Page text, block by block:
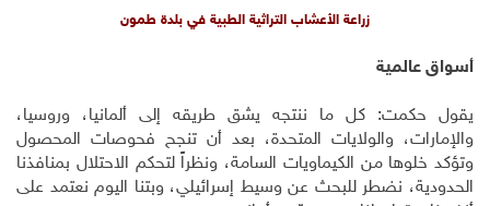
زراعة الأعشاب التراثية الطبية في بلدة طمون
أسواق عالمية
يقول حكمت: كل ما ننتجه يشق طريقه إلى ألمانيا، وروسيا،
والإمارات، والولايات المتحدة، بعد أن تنجح فحوصات المحصول
وتؤكد خلوها من الكيماويات السامة، ونظراً لتحكم الاحتلال بمنافذنا
الحدودية، نضطر للبحث عن وسيط إسرائيلي، وبتنا اليوم نعتمد على